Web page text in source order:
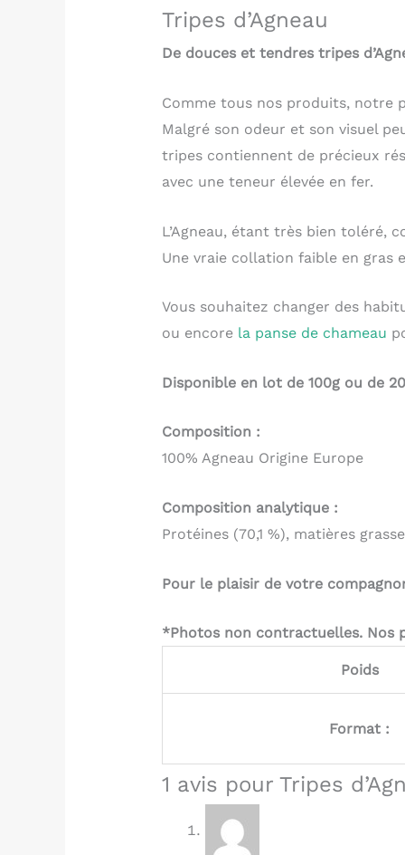
Tripes d’Agneau
De douces et tendres tripes
Comme tous nos produits, notre
Malgré son odeur et son visuel
tripes contiennent de précieux
avec une teneur élevée en fer.
L’Agneau, étant très bien toléré,
Une vraie collation faible en gras
Vous souhaitez changer des
ou encore la panse de chameau
Disponible en lot de 100g ou de
Composition :
100% Agneau Origine Europe
Composition analytique :
Protéines (70,1 %), matières
Pour le plaisir de votre
*Photos non contractuelles. Nos
Poids
Format :
1 avis pour Tripes